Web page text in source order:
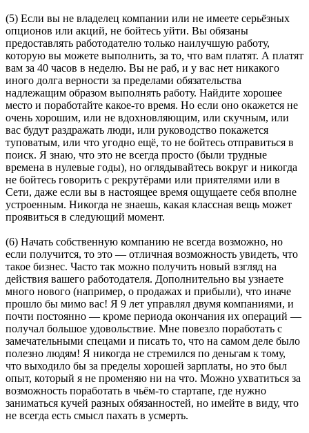
(5) Если вы не владелец компании или не имеете серьёзных
опционов или акций, не бойтесь уйти. Вы обязаны
предоставлять работодателю только наилучшую работу,
которую вы можете выполнить, за то, что вам платят. А платят
вам за 40 часов в неделю. Вы не раб, и у вас нет никакого
иного долга верности за пределами обязательства
надлежащим образом выполнять работу. Найдите хорошее
место и поработайте какое-то время. Но если оно окажется не
очень хорошим, или не вдохновляющим, или скучным, или
вас будут раздражать люди, или руководство покажется
туповатым, или что угодно ещё, то не бойтесь отправиться в
поиск. Я знаю, что это не всегда просто (были трудные
времена в нулевые годы), но оглядывайтесь вокруг и никогда
не бойтесь говорить с рекрутёрами или приятелями или в
Сети, даже если вы в настоящее время ощущаете себя вполне
устроенным. Никогда не знаешь, какая классная вещь может
проявиться в следующий момент.
(6) Начать собственную компанию не всегда возможно, но
если получится, то это — отличная возможность увидеть, что
такое бизнес. Часто так можно получить новый взгляд на
действия вашего работодателя. Дополнительно вы узнаете
много нового (например, о продажах и прибыли), что иначе
прошло бы мимо вас! Я 9 лет управлял двумя компаниями, и
почти постоянно — кроме периода окончания их операций —
получал большое удовольствие. Мне повезло поработать с
замечательными спецами и писать то, что на самом деле было
полезно людям! Я никогда не стремился по деньгам к тому,
что выходило бы за пределы хорошей зарплаты, но это был
опыт, который я не променяю ни на что. Можно ухватиться за
возможность поработать в чьём-то стартапе, где нужно
заниматься кучей разных обязанностей, но имейте в виду, что
не всегда есть смысл пахать в усмерть.